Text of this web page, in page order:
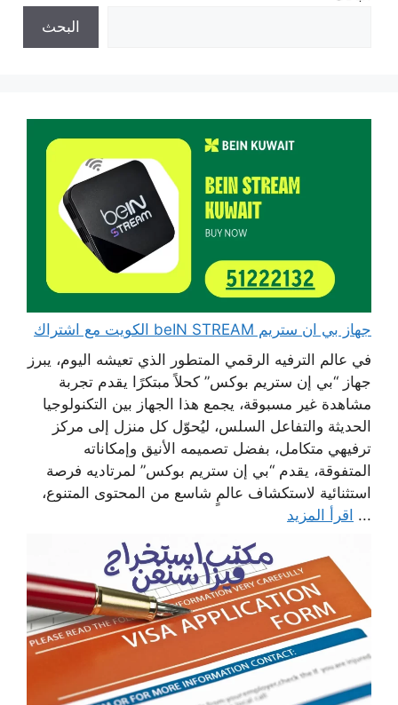
البحث
جهاز بي ان ستريم beIN STREAM الكويت مع اشتراك
في عالم الترفيه الرقمي المتطور الذي تعيشه اليوم، يبرز
جهاز “بي إن ستريم بوكس” كحلاً مبتكرًا يقدم تجربة
مشاهدة غير مسبوقة، يجمع هذا الجهاز بين التكنولوجيا
الحديثة والتفاعل السلس، ليُحوّل كل منزل إلى مركز
ترفيهي متكامل، بفضل تصميمه الأنيق وإمكاناته
المتفوقة، يقدم “بي إن ستريم بوكس” لمرتاديه فرصة
استثنائية لاستكشاف عالمٍ شاسع من المحتوى المتنوع،
... اقرأ المزيد